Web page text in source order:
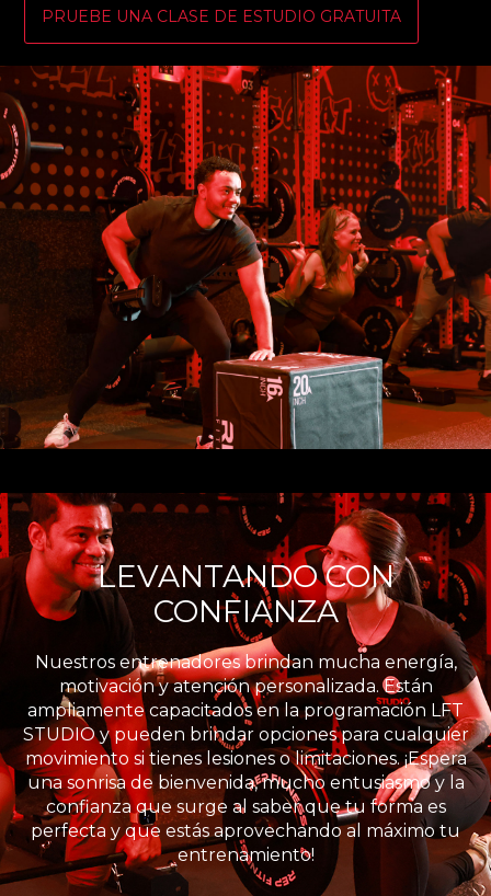
PRUEBE UNA CLASE DE ESTUDIO GRATUITA
LEVANTANDO CON
CONFIANZA
Nuestros entrenadores brindan mucha energía,
motivación y atención personalizada. Están
ampliamente capacitados en la programación LFT
STUDIO y pueden brindar opciones para cualquier
movimiento si tienes lesiones o limitaciones. ¡Espera
una sonrisa de bienvenida, mucho entusiasmo y la
confianza que surge al saber que tu forma es
perfecta y que estás aprovechando al máximo tu
entrenamiento!